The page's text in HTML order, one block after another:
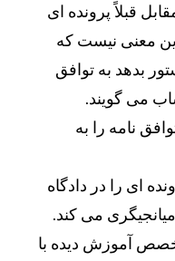
پرونده ای
معنی نیست که
بدهد به توافق
گویند.
نامه را به
را در دادگاه
می کند.
آموزش دیده با